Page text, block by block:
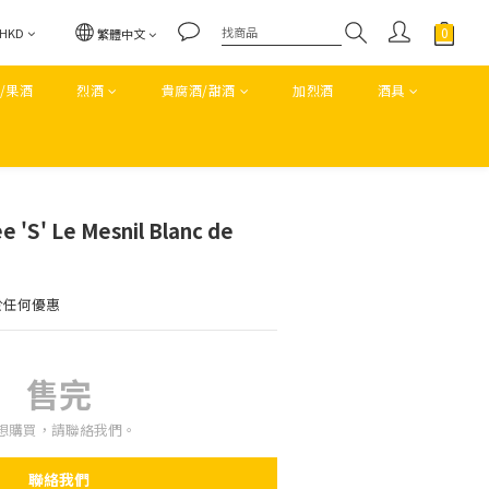
HKD 繁體中文
果酒 烈酒 貴腐酒/甜酒 加烈酒 酒具
'S' Le Mesnil Blanc de
何優惠
售完
購買，請聯絡我們。
聯絡我們